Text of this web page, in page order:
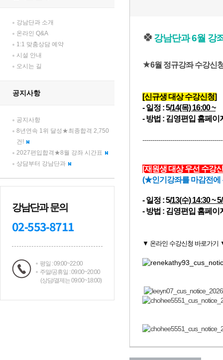
강남단과 소개
온라인 Q&A
1:1 맞춤상담 예약
시설 안내
오시는 길
공지사항
공지사항
8년연속 1위 달성★최종합격 2,750
건!
2027편입합격★8월 강좌 시간표
상담부터 강남단과
강남단과 문의
02-553-8711
평일 : 09:00~22:00
주말/공휴일 : 09:00~20:00
(상담/결제는 09:00~18:00)